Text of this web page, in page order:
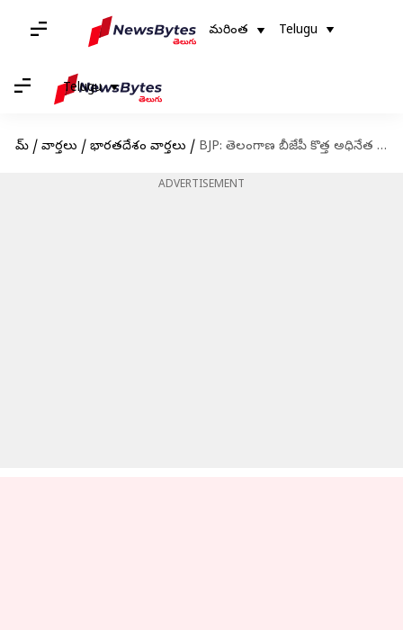
మరింత Telugu
Telugu
హోమ్ / వార్తలు / భారతదేశం వార్తలు / BJP: తెలంగాణ బీజేపీ కొత్త అధినేత ఎవరు..? రామచందర్, ఈటలలో ఎవరికీ ఛాన్స్‌!
ADVERTISEMENT